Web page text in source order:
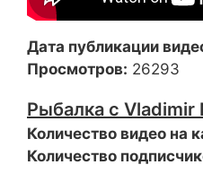
Дата публикации
Просмотров: 26293
Рыбалка с Vladimir
Количество видео на
Количество